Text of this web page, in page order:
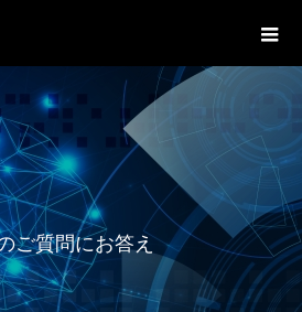
グローバル都市経営学
質問にお答えしま